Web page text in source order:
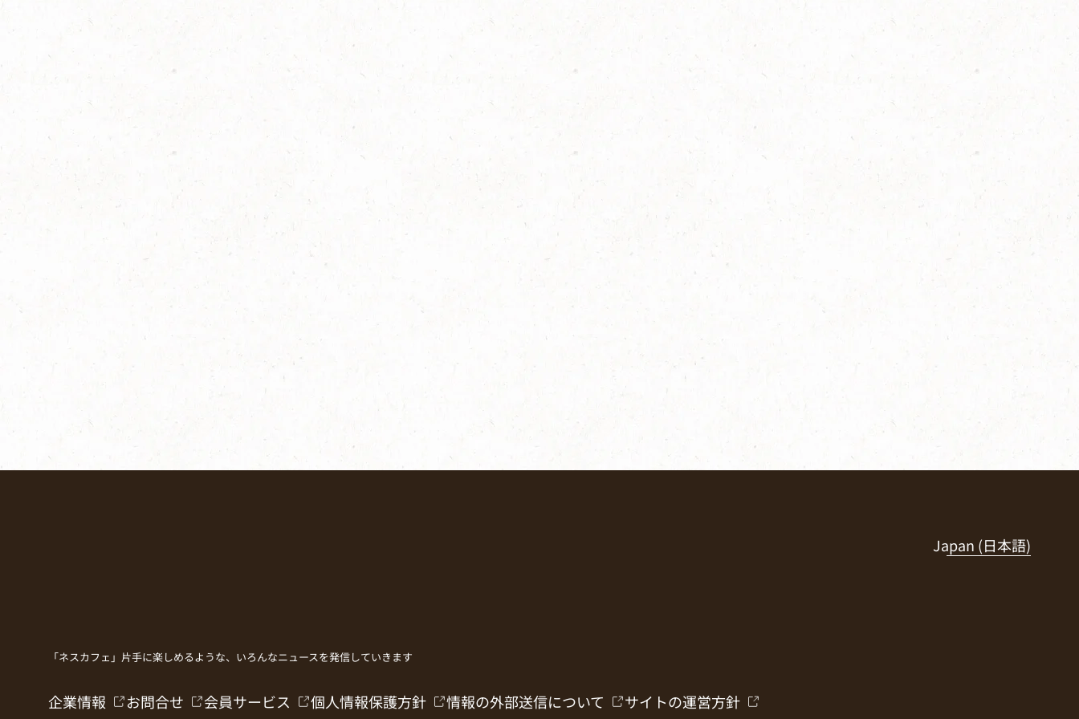
Japan (日本語)
「ネスカフェ」片手に楽しめるような、いろんなニュースを発信していきます
企業情報 お問合せ 会員サービス 個人情報保護方針 情報の外部送信について サイトの運営方針